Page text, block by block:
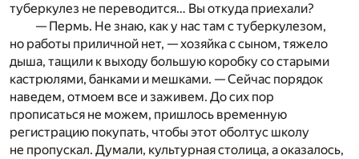
туберкулез не переводится… Вы откуда приехали?
— Пермь. Не знаю, как у нас там с туберкулезом,
но работы приличной нет, — хозяйка с сыном, тяжело
дыша, тащили к выходу большую коробку со старыми
кастрюлями, банками и мешками. — Сейчас порядок
наведем, отмоем все и заживем. До сих пор
прописаться не можем, пришлось временную
регистрацию покупать, чтобы этот оболтус школу
не пропускал. Думали, культурная столица, а оказалось,